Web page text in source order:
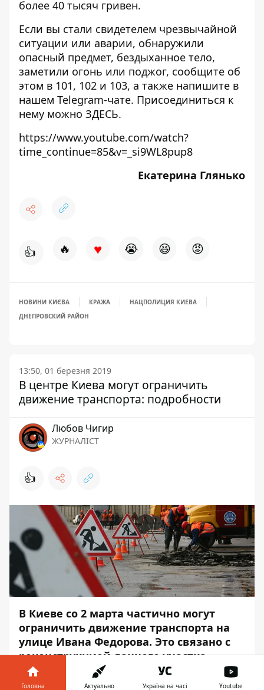
более 40 тысяч гривен.
Если вы стали свидетелем чрезвычайной
ситуации или аварии, обнаружили
опасный предмет, бездыханное тело,
заметили огонь или поджог, сообщите об
этом в 101, 102 и 103, а также напишите в
нашем Telegram-чате. Присоединиться к
нему можно ЗДЕСЬ.
https://www.youtube.com/watch?
time_continue=85&v=_si9WL8pup8
Екатерина Глянько
👍 🔥 ♥ 😭 😆 😡
НОВИНИ КИЄВА КРАЖА
НАЦПОЛИЦИЯ КИЕВА
ДНЕПРОВСКИЙ РАЙОН
13:50, 01 березня 2019
В центре Киева могут ограничить
движение транспорта: подробности
Любов Чигир
ЖУРНАЛІСТ
👍
В Киеве со 2 марта частично могут
ограничить движение транспорта на
улице Ивана Федорова. Это связано с
реконструкцией данного участка.
Коммунальщики просят водителей с
пониманием отнестись к временным
Головна Актуально Україна на часі Youtube